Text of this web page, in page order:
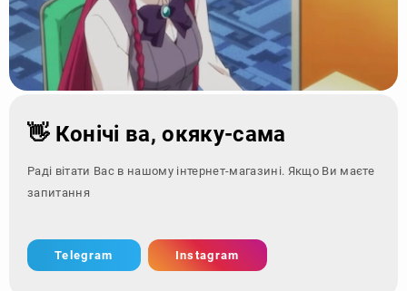
👋 Конічі ва, окяку-сама
Раді вітати Вас в нашому інтернет-магазині. Якщо Ви маєте
запитання - звернітьс
Telegram Instagram